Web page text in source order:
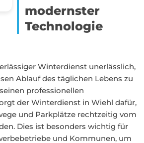
modernster
Technologie
Winterdienst unerlässlich,
Ablauf des täglichen Lebens zu
professionellen
der Winterdienst in Wiehl dafür,
und Parkplätze rechtzeitig vom
Dies ist besonders wichtig für
und Kommunen, um